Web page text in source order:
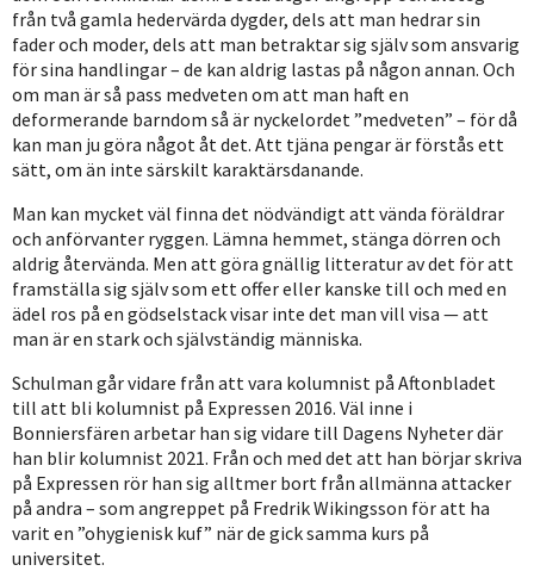
från två gamla hedervärda dygder, dels att man hedrar sin
fader och moder, dels att man betraktar sig själv som ansvarig
för sina handlingar – de kan aldrig lastas på någon annan. Och
om man är så pass medveten om att man haft en
deformerande barndom så är nyckelordet ”medveten” – för då
kan man ju göra något åt det. Att tjäna pengar är förstås ett
sätt, om än inte särskilt karaktärsdanande.
Man kan mycket väl finna det nödvändigt att vända föräldrar
och anförvanter ryggen. Lämna hemmet, stänga dörren och
aldrig återvända. Men att göra gnällig litteratur av det för att
framställa sig själv som ett offer eller kanske till och med en
ädel ros på en gödselstack visar inte det man vill visa — att
man är en stark och självständig människa.
Schulman går vidare från att vara kolumnist på Aftonbladet
till att bli kolumnist på Expressen 2016. Väl inne i
Bonniersfären arbetar han sig vidare till Dagens Nyheter där
han blir kolumnist 2021. Från och med det att han börjar skriva
på Expressen rör han sig alltmer bort från allmänna attacker
på andra – som angreppet på Fredrik Wikingsson för att ha
varit en ”ohygienisk kuf” när de gick samma kurs på
universitet.